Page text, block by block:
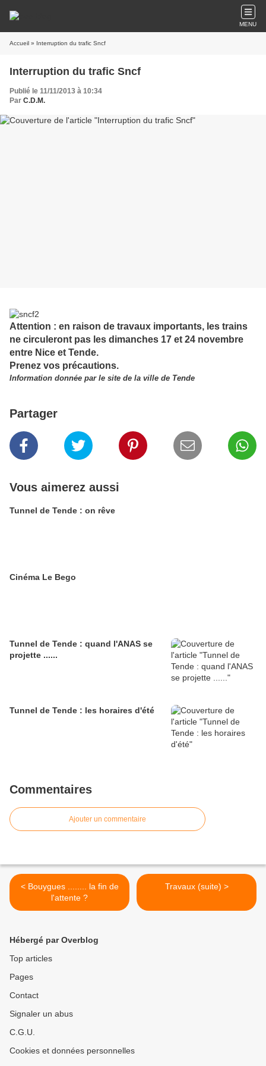
MENU
Accueil » Interruption du trafic Sncf
Interruption du trafic Sncf
Publié le 11/11/2013 à 10:34
Par C.D.M.
Attention : en raison de travaux importants, les trains
ne circuleront pas les dimanches 17 et 24 novembre
entre Nice et Tende.
Prenez vos précautions.
Information donnée par le site de la ville de Tende
Partager
Vous aimerez aussi
Tunnel de Tende : on rêve
Cinéma Le Bego
Tunnel de Tende : quand l'ANAS se
projette ......
Tunnel de Tende : les horaires d'été
Commentaires
Ajouter un commentaire
< Bouygues ........ la fin de
l'attente ?
Travaux (suite) >
Hébergé par Overblog
Top articles
Pages
Contact
Signaler un abus
C.G.U.
Cookies et données personnelles